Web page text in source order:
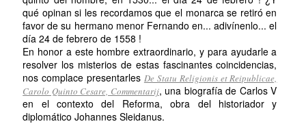
qué opinan si les recordamos que el monarca se retiró en
favor de su hermano menor Fernando en... adivínenlo... el
día 24 de febrero de 1558 !
En honor a este hombre extraordinario, y para ayudarle a
resolver los misterios de estas fascinantes coincidencias,
nos complace presentarles De Statu Religionis et Reipublicae,
Carolo Quinto Cesare, Commentarij, una biografía de Carlos V
en el contexto del Reforma, obra del historiador y
diplomático Johannes Sleidanus.